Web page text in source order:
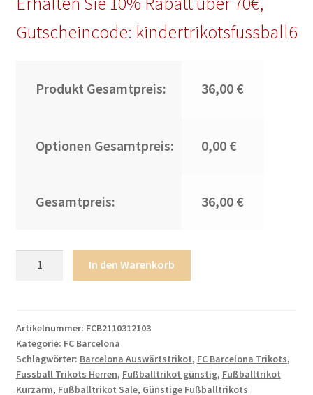
Gutscheincode: kindertrikotsfussball6
Produkt Gesamtpreis: 36,00 €
Optionen Gesamtpreis: 0,00 €
Gesamtpreis: 36,00 €
Barcelone
2021/22
Auswärtstrikot
mit
In den Warenkorb
Artikelnummer: FCB2110312103
Kategorie: FC Barcelona
Schlagwörter: Barcelona Auswärtstrikot, FC Barcelona Trikots,
Fussball Trikots Herren, Fußballtrikot günstig, Fußballtrikot
Kurzarm, Fußballtrikot Sale, Günstige Fußballtrikots